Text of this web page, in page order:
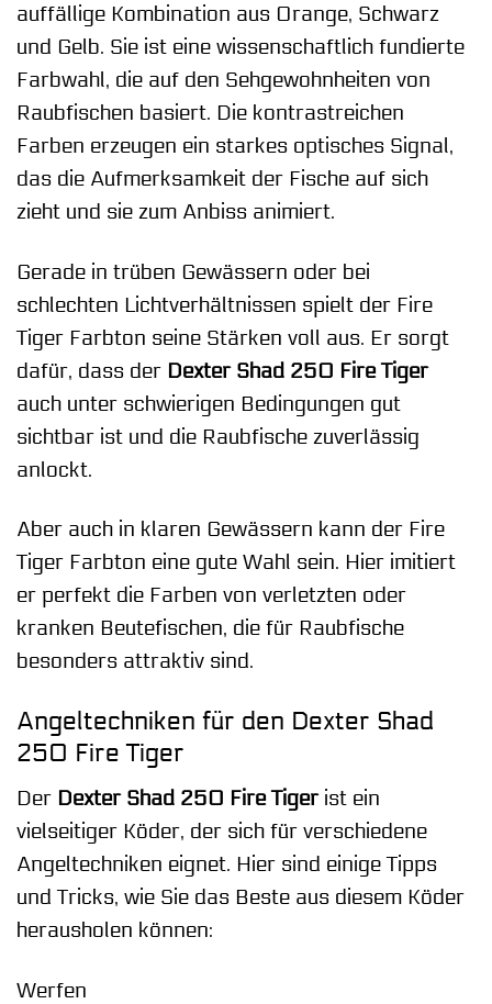
auffällige Kombination aus Orange, Schwarz
und Gelb. Sie ist eine wissenschaftlich fundierte
Farbwahl, die auf den Sehgewohnheiten von
Raubfischen basiert. Die kontrastreichen
Farben erzeugen ein starkes optisches Signal,
das die Aufmerksamkeit der Fische auf sich
zieht und sie zum Anbiss animiert.
Gerade in trüben Gewässern oder bei
schlechten Lichtverhältnissen spielt der Fire
Tiger Farbton seine Stärken voll aus. Er sorgt
dafür, dass der Dexter Shad 250 Fire Tiger
auch unter schwierigen Bedingungen gut
sichtbar ist und die Raubfische zuverlässig
anlockt.
Aber auch in klaren Gewässern kann der Fire
Tiger Farbton eine gute Wahl sein. Hier imitiert
er perfekt die Farben von verletzten oder
kranken Beutefischen, die für Raubfische
besonders attraktiv sind.
Angeltechniken für den Dexter Shad
250 Fire Tiger
Der Dexter Shad 250 Fire Tigerist ein
vielseitiger Köder, der sich für verschiedene
Angeltechniken eignet. Hier sind einige Tipps
und Tricks, wie Sie das Beste aus diesem Köder
herausholen können:
Werfen